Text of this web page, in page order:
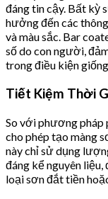
đáng tin cậy. Bất kỳ
hưởng đến các
và màu sắc. Bar
số do con người,
trong điều kiện
Tiết Kiệm Thời
So với phương pháp
cho phép tạo màng
này chỉ sử dụng
đáng kể nguyên
loại sơn đắt tiền